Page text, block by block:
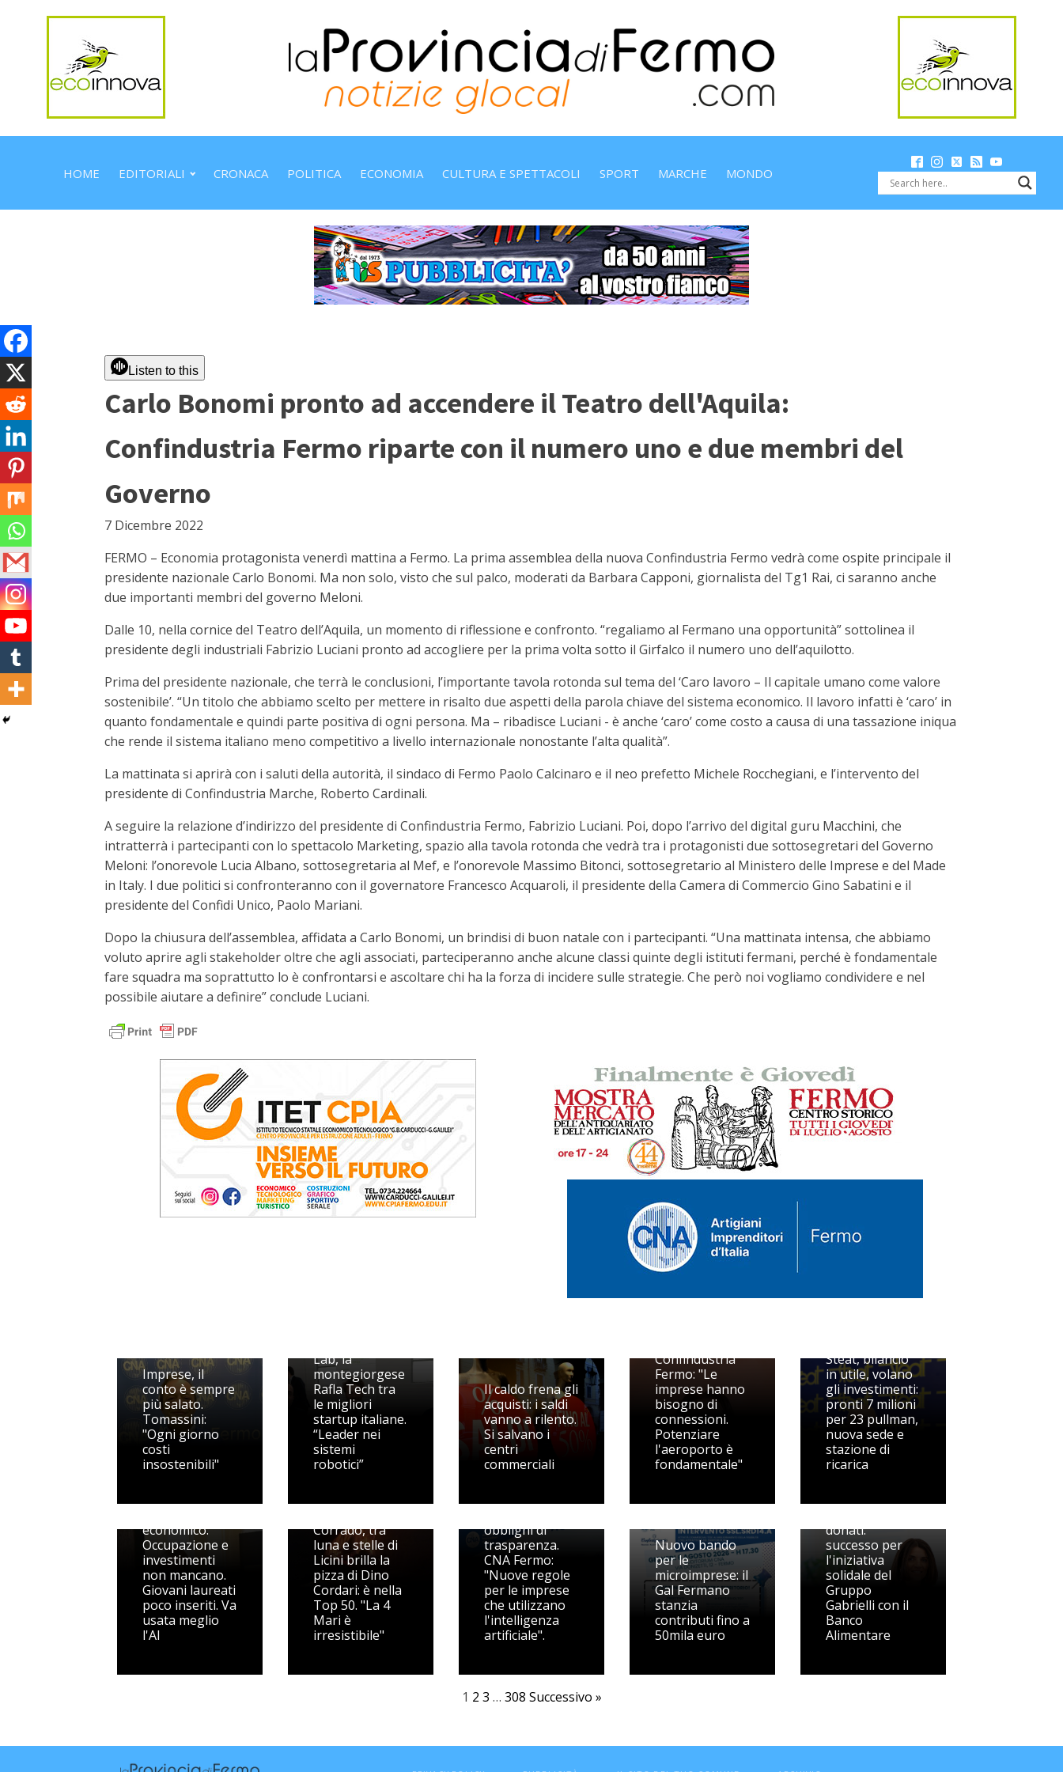
HOME EDITORIALI CRONACA POLITICA ECONOMIA CULTURA E SPETTACOLI SPORT MARCHE MONDO
Listen to this
Carlo Bonomi pronto ad accendere il Teatro dell'Aquila:
Confindustria Fermo riparte con il numero uno e due membri del
Governo
7 Dicembre 2022
FERMO – Economia protagonista venerdì mattina a Fermo. La prima assemblea della nuova Confindustria Fermo vedrà come ospite principale il
presidente nazionale Carlo Bonomi. Ma non solo, visto che sul palco, moderati da Barbara Capponi, giornalista del Tg1 Rai, ci saranno anche
due importanti membri del governo Meloni.
Dalle 10, nella cornice del Teatro dell’Aquila, un momento di riflessione e confronto. “regaliamo al Fermano una opportunità” sottolinea il
presidente degli industriali Fabrizio Luciani pronto ad accogliere per la prima volta sotto il Girfalco il numero uno dell’aquilotto.
Prima del presidente nazionale, che terrà le conclusioni, l’importante tavola rotonda sul tema del ‘Caro lavoro – Il capitale umano come valore
sostenibile’. “Un titolo che abbiamo scelto per mettere in risalto due aspetti della parola chiave del sistema economico. Il lavoro infatti è ‘caro’ in
quanto fondamentale e quindi parte positiva di ogni persona. Ma – ribadisce Luciani - è anche ‘caro’ come costo a causa di una tassazione iniqua
che rende il sistema italiano meno competitivo a livello internazionale nonostante l’alta qualità”.
La mattinata si aprirà con i saluti della autorità, il sindaco di Fermo Paolo Calcinaro e il neo prefetto Michele Rocchegiani, e l’intervento del
presidente di Confindustria Marche, Roberto Cardinali.
A seguire la relazione d’indirizzo del presidente di Confindustria Fermo, Fabrizio Luciani. Poi, dopo l’arrivo del digital guru Macchini, che
intratterrà i partecipanti con lo spettacolo Marketing, spazio alla tavola rotonda che vedrà tra i protagonisti due sottosegretari del Governo
Meloni: l’onorevole Lucia Albano, sottosegretaria al Mef, e l’onorevole Massimo Bitonci, sottosegretario al Ministero delle Imprese e del Made
in Italy. I due politici si confronteranno con il governatore Francesco Acquaroli, il presidente della Camera di Commercio Gino Sabatini e il
presidente del Confidi Unico, Paolo Mariani.
Dopo la chiusura dell’assemblea, affidata a Carlo Bonomi, un brindisi di buon natale con i partecipanti. “Una mattinata intensa, che abbiamo
voluto aprire agli stakeholder oltre che agli associati, parteciperanno anche alcune classi quinte degli istituti fermani, perché è fondamentale
fare squadra ma soprattutto lo è confrontarsi e ascoltare chi ha la forza di incidere sulle strategie. Che però noi vogliamo condividere e nel
possibile aiutare a definire” conclude Luciani.
Imprese, il
conto è sempre
più salato.
Tomassini:
"Ogni giorno
costi
insostenibili"
Lab, la
montegiorgese
Rafla Tech tra
le migliori
startup italiane.
“Leader nei
sistemi
robotici”
Il caldo frena gli
acquisti: i saldi
vanno a rilento.
Si salvano i
centri
commerciali
Confindustria
Fermo: "Le
imprese hanno
bisogno di
connessioni.
Potenziare
l'aeroporto è
fondamentale"
Steat, bilancio
in utile, volano
gli investimenti:
pronti 7 milioni
per 23 pullman,
nuova sede e
stazione di
ricarica
Marche, il
economico.
Occupazione e
investimenti
non mancano.
Giovani laureati
poco inseriti. Va
usata meglio
l'AI
Corrado, tra
luna e stelle di
Licini brilla la
pizza di Dino
Cordari: è nella
Top 50. "La 4
Mari è
irresistibile"
agosto
obblighi di
trasparenza.
CNA Fermo:
"Nuove regole
per le imprese
che utilizzano
l'intelligenza
artificiale".
Nuovo bando
per le
microimprese: il
Gal Fermano
stanzia
contributi fino a
50mila euro
donati:
successo per
l'iniziativa
solidale del
Gruppo
Gabrielli con il
Banco
Alimentare
1 2 3 … 308 Successivo »